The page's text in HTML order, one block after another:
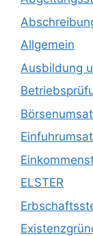
Allgemein
Ausbildung
ELSTER